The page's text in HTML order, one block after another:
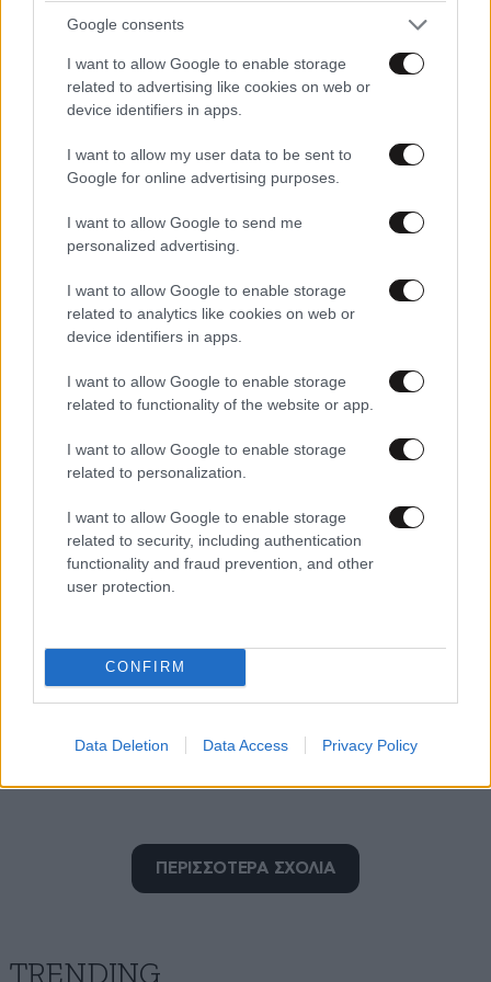
Google consents
I want to allow Google to enable storage
related to advertising like cookies on web or
device identifiers in apps.
I want to allow my user data to be sent to
Google for online advertising purposes.
I want to allow Google to send me
personalized advertising.
I want to allow Google to enable storage
related to analytics like cookies on web or
device identifiers in apps.
I want to allow Google to enable storage
related to functionality of the website or app.
I want to allow Google to enable storage
related to personalization.
I want to allow Google to enable storage
related to security, including authentication
functionality and fraud prevention, and other
user protection.
CONFIRM
Data Deletion Data Access Privacy Policy
Xαρακτήρες: 0/1000
Διαβάστε και ακολουθήστε τους κανόνες σχολιασμού
Τι περιμενατε;;; 13·05·2026 19:47
να υπάρχει απόσταση;;;;;
13·05·2026 15:51
εσύ κοπελιά ?? Σα δε ντρέπεσαι λίγο !!!!!!!
ΠΕΡΙΣΣΟΤΕΡΑ ΣΧΟΛΙΑ
TRENDING